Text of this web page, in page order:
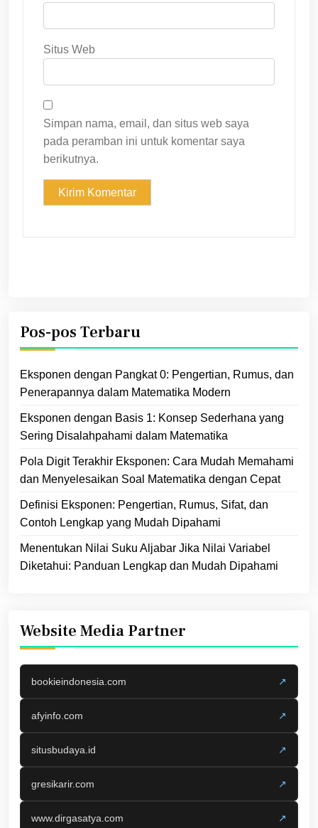
Situs Web
Simpan nama, email, dan situs web saya
pada peramban ini untuk komentar saya
berikutnya.
Pos-pos Terbaru
Eksponen dengan Pangkat 0: Pengertian, Rumus, dan
Penerapannya dalam Matematika Modern
Eksponen dengan Basis 1: Konsep Sederhana yang
Sering Disalahpahami dalam Matematika
Pola Digit Terakhir Eksponen: Cara Mudah Memahami
dan Menyelesaikan Soal Matematika dengan Cepat
Definisi Eksponen: Pengertian, Rumus, Sifat, dan
Contoh Lengkap yang Mudah Dipahami
Menentukan Nilai Suku Aljabar Jika Nilai Variabel
Diketahui: Panduan Lengkap dan Mudah Dipahami
Website Media Partner
bookieindonesia.com ↗
afyinfo.com ↗
situsbudaya.id ↗
gresikarir.com ↗
www.dirgasatya.com ↗